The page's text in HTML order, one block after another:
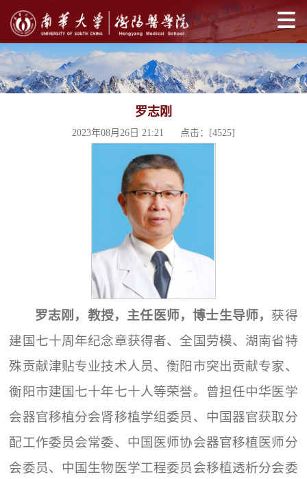
罗志刚
2023年08月26日 21:21 点击：[4525]
罗志刚，教授，主任医师，博士生导师， 获得
建国七十周年纪念章获得者、全国劳模、湖南省特
殊贡献津贴专业技术人员、衡阳市突出贡献专家、
衡阳市建国七十年七十人等荣誉。曾担任中华医学
会器官移植分会肾移植学组委员、中国器官获取分
配工作委员会常委、中国医师协会器官移植医师分
会委员、中国生物医学工程委员会移植透析分会委